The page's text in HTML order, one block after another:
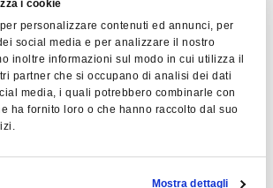
i cookie
personalizzare contenuti ed annunci, per
social media e per analizzare il nostro
inoltre informazioni sul modo in cui utilizza il
partner che si occupano di analisi dei dati
media, i quali potrebbero combinarle con
ha fornito loro o che hanno raccolto dal suo
Mostra dettagli
Per Formare